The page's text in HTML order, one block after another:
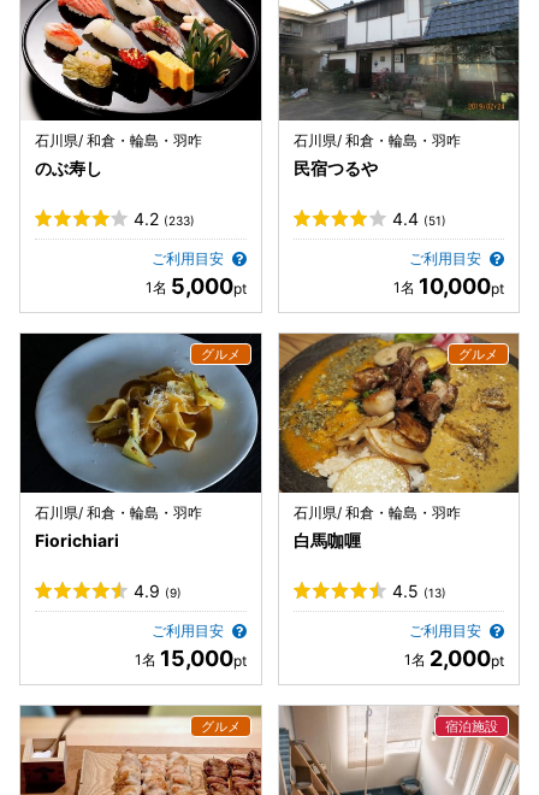
石川県/ 和倉・輪島・羽咋
のぶ寿し
4.2 (233)
ご利用目安
5,000
石川県/ 和倉・輪島・羽咋
民宿つるや
4.4 (51)
ご利用目安
10,000
石川県/ 和倉・輪島・羽咋
Fiorichiari
4.9 (9)
ご利用目安
15,000
石川県/ 和倉・輪島・羽咋
白馬咖喱
4.5 (13)
ご利用目安
2,000